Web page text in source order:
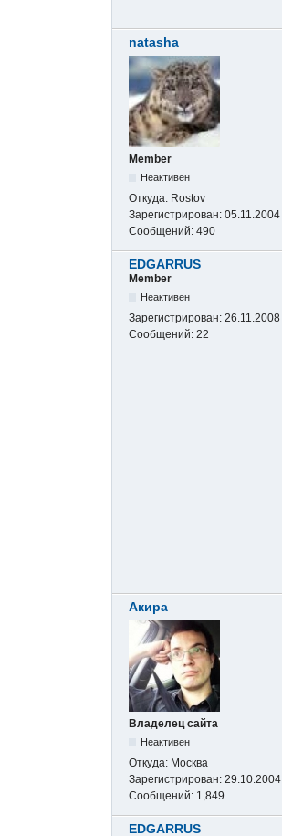
natasha
Member
Неактивен
Откуда: Rostov
Зарегистрирован: 05.11.2004
Сообщений: 490
EDGARRUS
Member
Неактивен
Зарегистрирован: 26.11.2008
Сообщений: 22
Акира
Владелец сайта
Неактивен
Откуда: Москва
Зарегистрирован: 29.10.2004
Сообщений: 1,849
EDGARRUS